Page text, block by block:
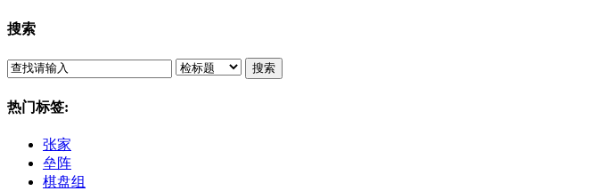
搜索
搜索
热门标签:
张家
垒阵
棋盘组